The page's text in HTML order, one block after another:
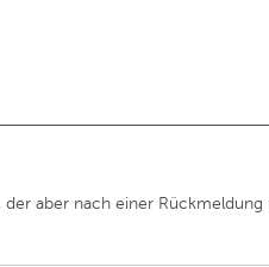
aber nach einer